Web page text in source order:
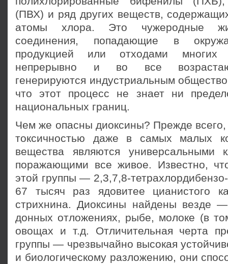
(ПВХ) и ряд других веществ,
атомы хлора. Это чужеродные
соединения, попадающие в
продукцией или отходами многих
непрерывно и во все
генерируются индустриальным
что этот процесс не знает ни
национальных границ.
Чем же опасны диоксины? Прежде
токсичностью даже в самых малых
вещества являются универсальными
поражающими все живое. Известно,
этой группы — 2,3,7,8-
67 тысяч раз ядовитее цианистого
стрихнина. Диоксины найдены везде
донных отложениях, рыбе, молоке (в
овощах и т.д. Отличительная черта
группы — чрезвычайно высокая
и биологическому разложению, они